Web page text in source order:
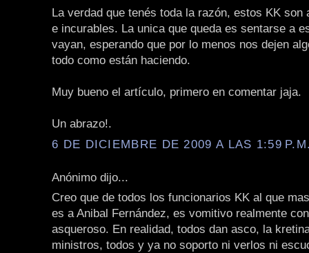
La verdad que tenés toda la razón, estos KK son
e incurables. La unica que queda es sentarse a
vayan, esperando que por lo menos nos dejen
todo como están haciendo.
Muy bueno el artículo, primero en comentar jaja.
Un abrazo!.
6 DE DICIEMBRE DE 2009 A LAS 1:59
Anónimo dijo...
Creo que de todos los funcionarios KK al que
es a Anibal Fernández, es vomitivo realmente
asqueroso. En realidad, todos dan asco, la
ministros, todos y ya no soporto ni verlos ni